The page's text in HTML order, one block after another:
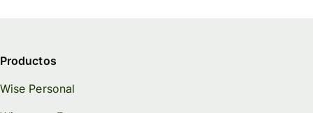
Productos
Wise Personal